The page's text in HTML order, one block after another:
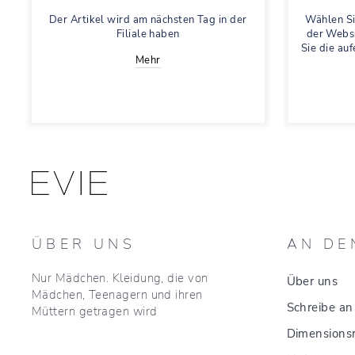
Der Artikel wird am nächsten Tag in der
Filiale haben
Mehr
Wählen
der
Sie die
ÜBER UNS
Nur Mädchen. Kleidung, die von
Mädchen, Teenagern und ihren
Müttern getragen wird
AN
Über uns
Schreibe